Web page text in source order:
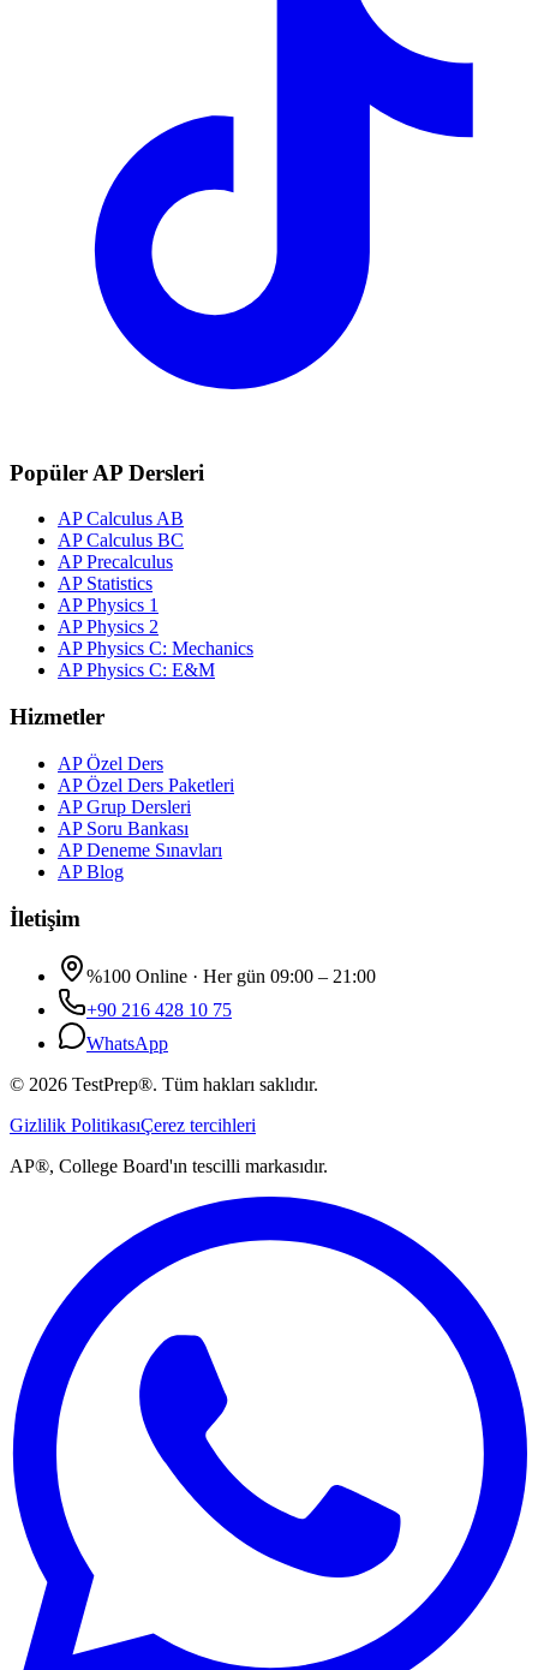
Popüler AP Dersleri
AP Calculus AB
AP Calculus BC
AP Precalculus
AP Statistics
AP Physics 1
AP Physics 2
AP Physics C: Mechanics
AP Physics C: E&M
Hizmetler
AP Özel Ders
AP Özel Ders Paketleri
AP Grup Dersleri
AP Soru Bankası
AP Deneme Sınavları
AP Blog
İletişim
%100 Online · Her gün 09:00 – 21:00
+90 216 428 10 75
WhatsApp
© 2026 TestPrep®. Tüm hakları saklıdır.
Gizlilik PolitikasıÇerez tercihleri
AP®, College Board'ın tescilli markasıdır.